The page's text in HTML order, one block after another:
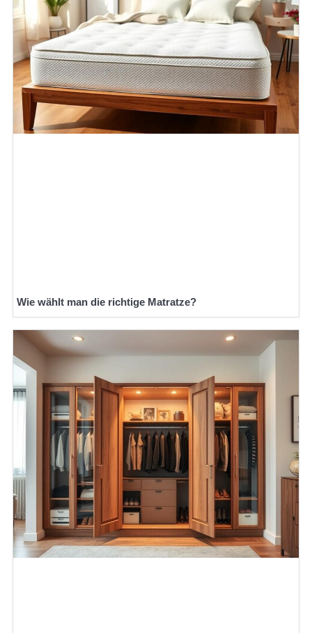
Wie wählt man die richtige Matratze?